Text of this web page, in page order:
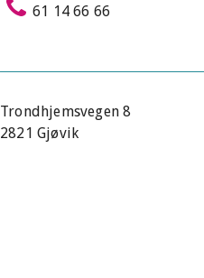
61 14 66 66
Trondhjemsvegen 8
2821 Gjøvik